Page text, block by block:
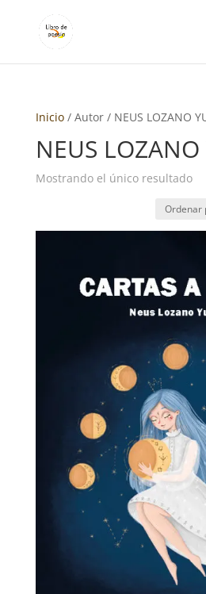
Inicio/ Autor / NEUS LOZANO
NEUS LOZANO
Mostrando el único resultado